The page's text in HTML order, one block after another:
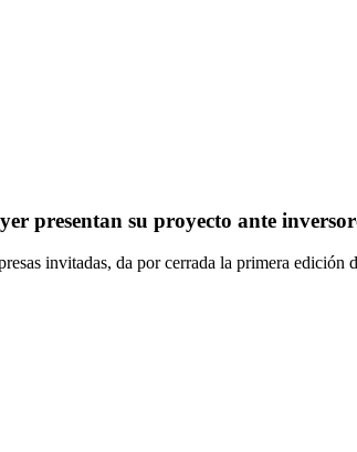
presentan su proyecto ante
invitadas, da por cerrada la primera